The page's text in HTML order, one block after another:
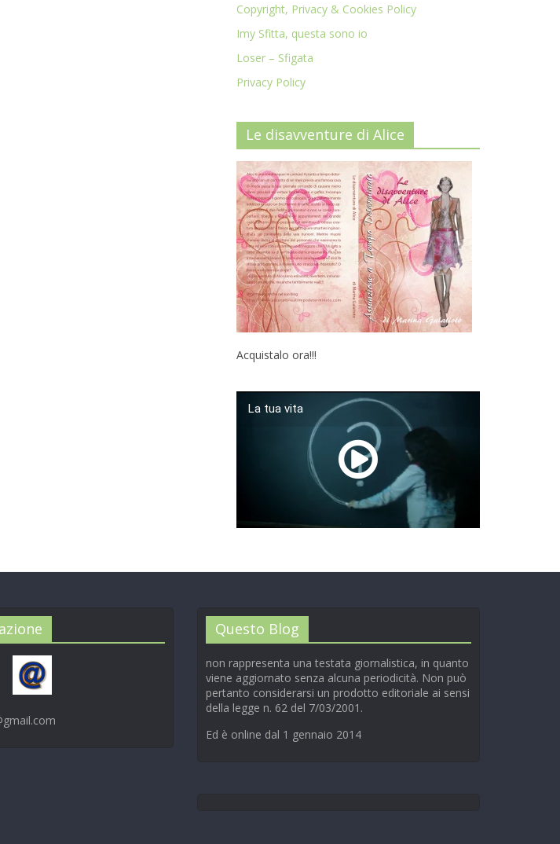
Copyright, Privacy & Cookies Policy
Imy Sfitta, questa sono io
Loser – Sfigata
Privacy Policy
Le disavventure di Alice
Acquistalo ora!!!
La tua vita
01:04
Questo Blog
non rappresenta una testata giornalistica, in quanto
viene aggiornato senza alcuna periodicità. Non può
pertanto considerarsi un prodotto editoriale ai sensi
della legge n. 62 del 7/03/2001.
Ed è online dal 1 gennaio 2014